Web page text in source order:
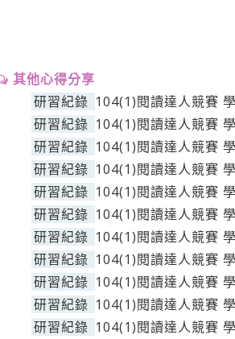
其他心得分享
研習紀錄 104(1)閱讀達人競賽
研習紀錄 104(1)閱讀達人競賽
研習紀錄 104(1)閱讀達人競賽
研習紀錄 104(1)閱讀達人競賽
研習紀錄 104(1)閱讀達人競賽
研習紀錄 104(1)閱讀達人競賽
研習紀錄 104(1)閱讀達人競賽
研習紀錄 104(1)閱讀達人競賽
研習紀錄 104(1)閱讀達人競賽
研習紀錄 104(1)閱讀達人競賽
研習紀錄 104(1)閱讀達人競賽